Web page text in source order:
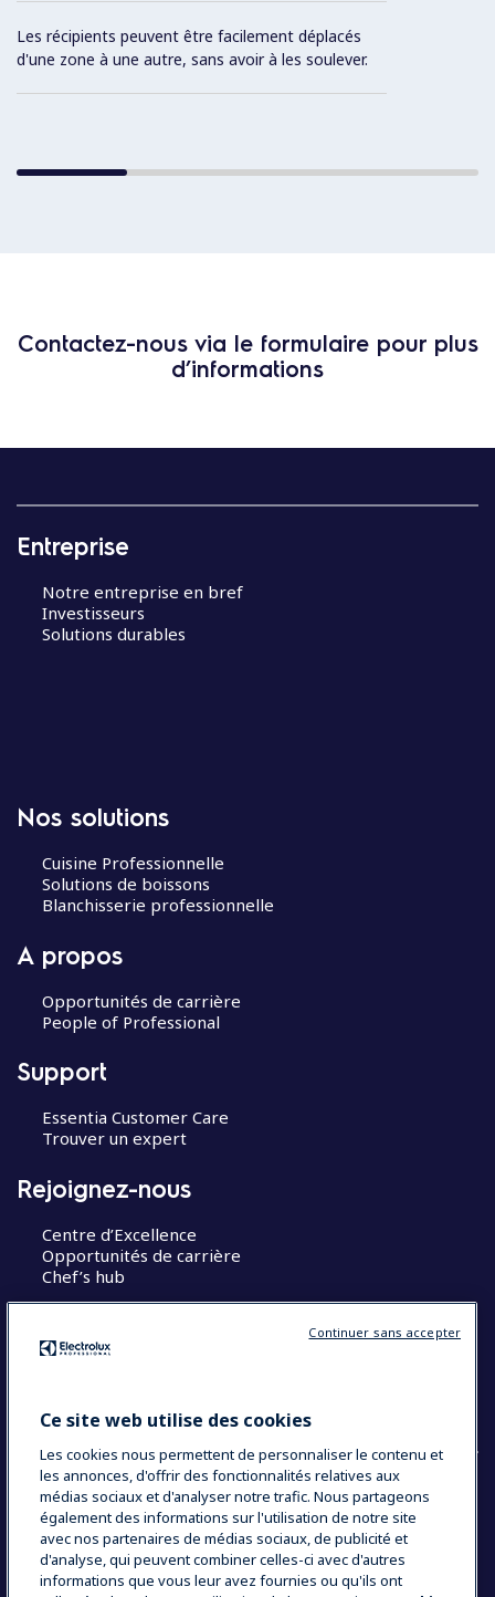
Les récipients peuvent être facilement déplacés
d'une zone à une autre, sans avoir à les soulever.
Contactez-nous via le formulaire pour plus
d’informations
Entreprise
Notre entreprise en bref
Investisseurs
Solutions durables
Nos solutions
Cuisine Professionnelle
Solutions de boissons
Blanchisserie professionnelle
A propos
Opportunités de carrière
People of Professional
Support
Essentia Customer Care
Trouver un expert
Rejoignez-nous
Centre d’Excellence
Opportunités de carrière
Chef’s hub
COUNTRY AND LANGUAGE
VOTRE SÉLECTION : FRANCE
Ce site web utilise des cookies
Les cookies nous permettent de personnaliser le contenu et
les annonces, d'offrir des fonctionnalités relatives aux
médias sociaux et d'analyser notre trafic. Nous partageons
également des informations sur l'utilisation de notre site
avec nos partenaires de médias sociaux, de publicité et
d'analyse, qui peuvent combiner celles-ci avec d'autres
informations que vous leur avez fournies ou qu'ils ont
Continuer sans accepter